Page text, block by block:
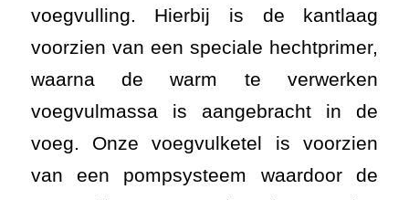
voegvulling. Hierbij is de kantlaag
voorzien van een speciale hechtprimer,
waarna de warm te verwerken
voegvulmassa is aangebracht in de
voeg. Onze voegvulketel is voorzien
van een pompsysteem waardoor de